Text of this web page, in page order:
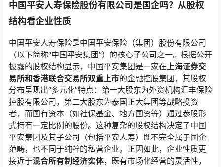
中国平安人寿保险股份有限公司是国企吗？从股权
结构看企业性质
中国平安人寿保险是中国平安保险（集团）股份有限公司
（以下简称“中国平安集团”）的核心子公司之一。根据公开
披露的股权结构显示，中国平安集团是一家在上海证券交
易所和香港联合交易所双重上市的金融控股集团，其股权
分布呈现出“多元化”特点：第一大股东为外资机构汇丰保险
控股有限公司，第二大股东为泰国正大集团等战略投资
者，而国有资本（如社保基金、地方国资等）通过参股形
式持有一定比例的股份。这种复杂的股权结构决定了中国
平安集团及其子公司（包括平安人寿）既不完全属于国企
范畴，也不同于纯粹的私营企业。正因如此，企业性质更
接近于混合所有制经济实体，既有市场化经营的灵活性，